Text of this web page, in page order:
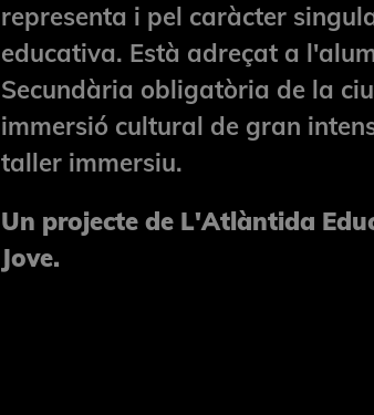
representa i pel caràcter
educativa. Està adreçat a
Secundària obligatòria de la
immersió cultural de gran
taller immersiu.
Un projecte de L'Atlàntida
Jove.